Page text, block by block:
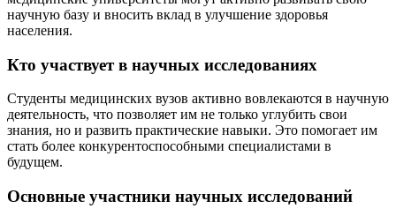
научную базу и вносить вклад в улучшение здоровья
населения.
Кто участвует в научных исследованиях
Студенты медицинских вузов активно вовлекаются в научную
деятельность, что позволяет им не только углубить свои
знания, но и развить практические навыки. Это помогает им
стать более конкурентоспособными специалистами в
будущем.
Основные участники научных исследований